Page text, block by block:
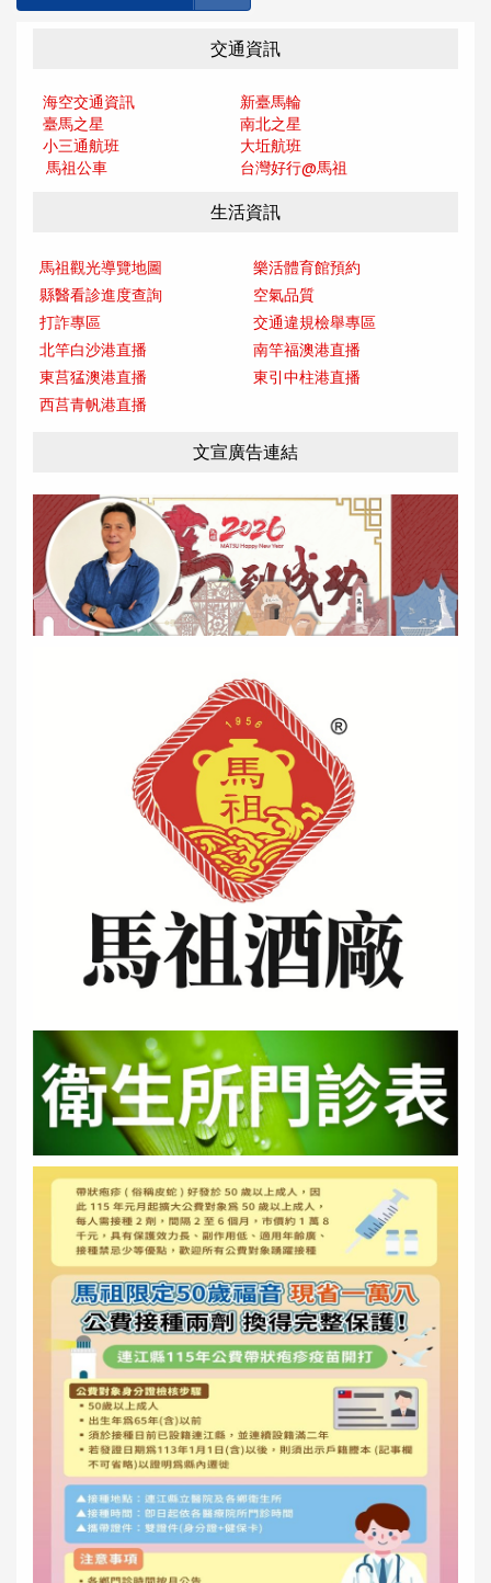
交通資訊
海空交通資訊
新臺馬輪
臺馬之星
南北之星
小三通航班
大坵航班
馬祖公車
台灣好行@馬祖
生活資訊
馬祖觀光導覽地圖
樂活體育館預約
縣醫看診進度查詢
空氣品質
打詐專區
交通違規檢舉專區
北竿白沙港直播
南竿福澳港直播
東莒猛澳港直播
東引中柱港直播
西莒青帆港直播
文宣廣告連結